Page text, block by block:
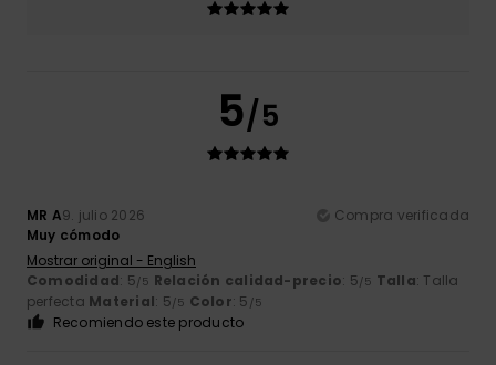
5/5
MR A9. julio 2026
Compra verificada
Muy cómodo
Mostrar original - English
Comodidad: 5/5 Relación calidad-precio: 5/5 Talla: Talla
perfecta Material: 5/5 Color: 5 /5
Recomiendo este producto